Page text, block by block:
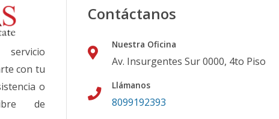
con tu
o
de
Contáctanos
Nuestra Oficina
Av. Insurgentes Sur 0000, 4to Piso
Llámanos
8099192393